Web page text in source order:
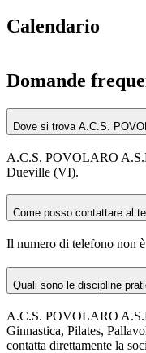
Calendario
Domande
Dove si trova A.C.S.
A.C.S. POVOLARO
Dueville (VI).
Come posso contattare al
Il numero di telefono non
Quali sono le discipline
A.C.S. POVOLARO
Ginnastica, Pilates,
contatta direttamente la